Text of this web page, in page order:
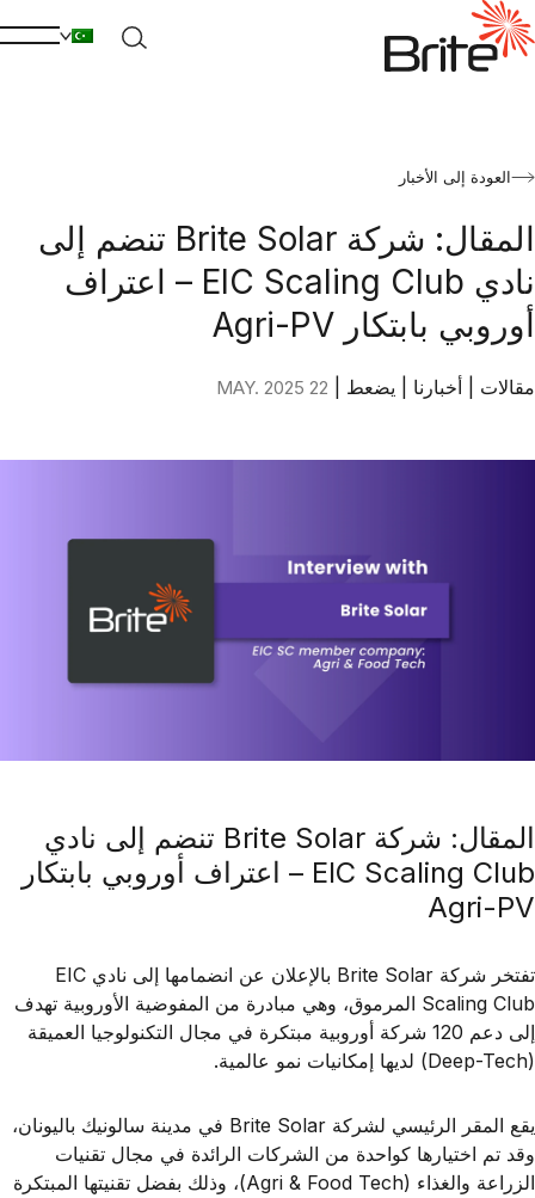
العودة إلى الأخبار
المقال: شركة Brite Solar تنضم إلى
نادي EIC Scaling Club – اعتراف
أوروبي بابتكار Agri-PV
مقالات أخبارنا يضعط 22 MAY. 2025
المقال: شركة Brite Solar تنضم إلى نادي
EIC Scaling Club – اعتراف أوروبي بابتكار
Agri-PV
تفتخر شركة Brite Solar بالإعلان عن انضمامها إلى
نادي EIC
Scaling Club المرموق، وهي مبادرة من المفوضية الأوروبية تهدف
إلى دعم 120 شركة أوروبية مبتكرة في مجال التكنولوجيا العميقة
(Deep-Tech) لديها إمكانيات نمو عالمية.
يقع المقر الرئيسي لشركة Brite Solar في مدينة سالونيك باليونان،
وقد تم اختيارها كواحدة من الشركات الرائدة في مجال تقنيات
الزراعة والغذاء (Agri & Food Tech)
، وذلك بفضل تقنيتها المبتكرة